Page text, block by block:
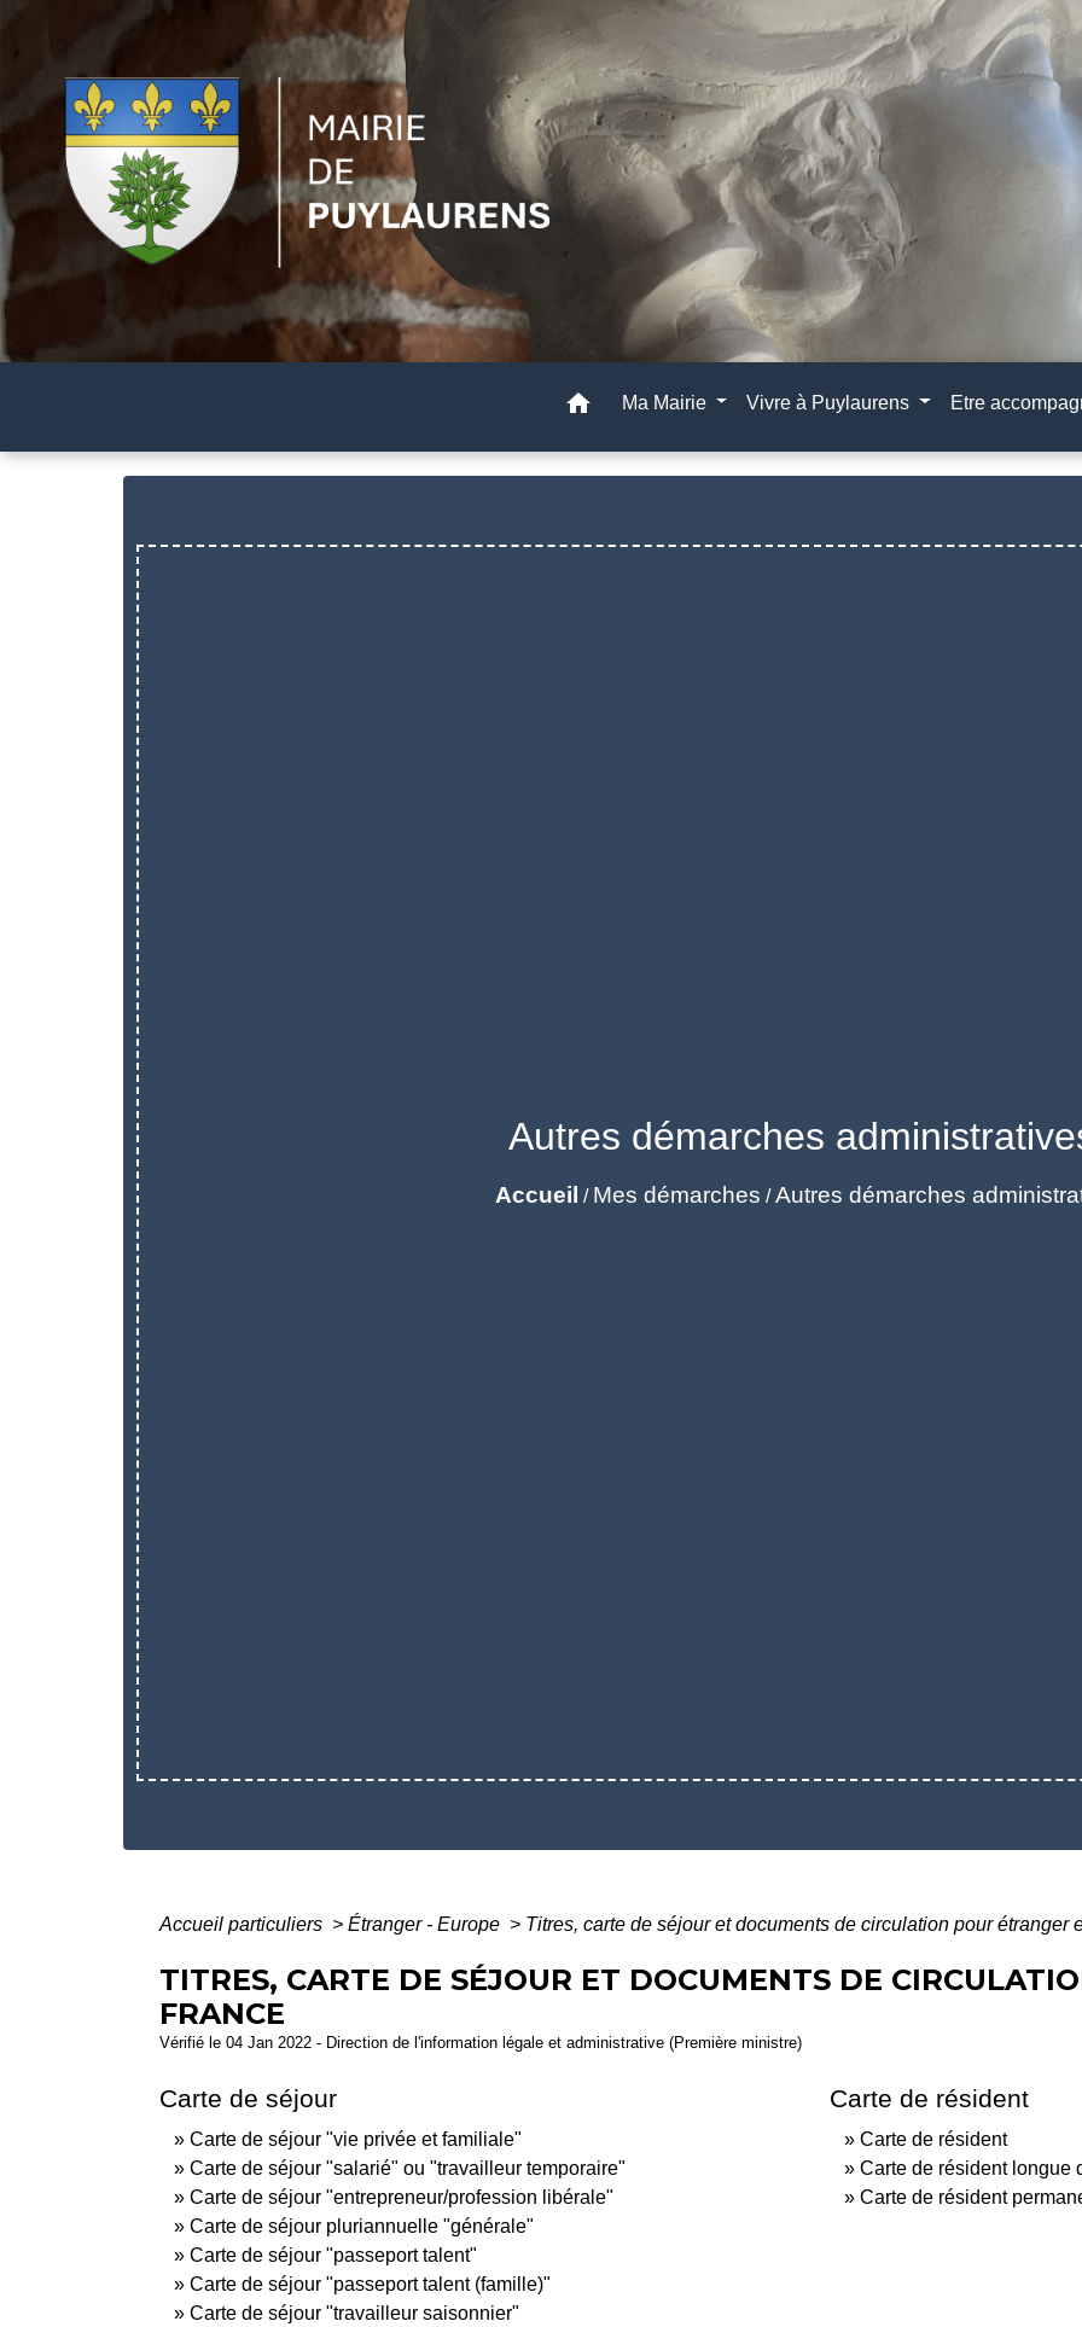
home Ma Mairie Vivre à Puylaurens Etre
Autres démarches
Accueil / Mes démarches /Autres démarches
Accueil particuliers > Étranger - Europe > Titres, carte de séjour et documents de circulation pour étranger
TITRES, CARTE DE SÉJOUR ET DOCUMENTS DE
FRANCE
Vérifié le 04 Jan 2022 - Direction de l'information légale et administrative (Première ministre)
Carte de séjour
Carte de séjour "vie privée et familiale"
Carte de séjour "salarié" ou "travailleur temporaire"
Carte de séjour "entrepreneur/profession libérale"
Carte de séjour pluriannuelle "générale"
Carte de séjour "passeport talent"
Carte de séjour "passeport talent (famille)"
Carte de séjour "travailleur saisonnier"
Carte de résident
Carte de résident
Carte de résident longue
Carte de résident